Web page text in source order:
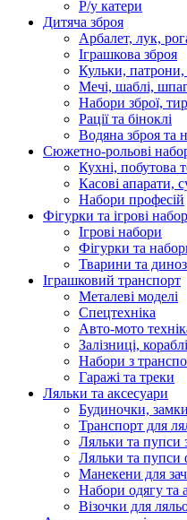
Р/у катери
Дитяча зброя
Арбалет, лук,
Іграшкова зброя
Кульки, патрони,
Мечі, шаблі,
Набори зброї,
Рації та біноклі
Водяна зброя та
Сюжетно-рольові
Кухні, побутова
Касові апарати,
Набори професій
Фігурки та ігрові
Ігрові набори
Фігурки та
Тварини та
Іграшковий транспорт
Металеві моделі
Спецтехніка
Авто-мото
Залізниці,
Набори з
Гаражі та треки
Ляльки та аксесуари
Будиночки,
Транспорт для
Ляльки та пупси
Ляльки та пупси
Манекени для
Набори одягу та
Візочки для